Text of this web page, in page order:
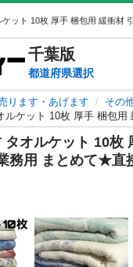
千葉版
都道府県選択
ります・あげます その
ルケット 10枚 厚手 梱包
タオルケット 10枚
務用 まとめて★直